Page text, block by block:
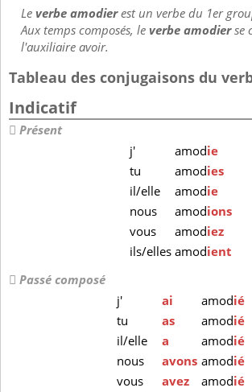
Leverbe amodierest un verbe du 1er
Aux temps composés, leverbe amodierse
l'auxiliaire avoir.
Tableau des conjugaisons du
Indicatif
Présent
j'
amodie
tu
amodies
il/elle
amodie
nous
amodions
vous
amodiez
ils/elles amodient
Passé composé
j'
ai amodié
tu
as amodié
il/elle
a amodié
nous
avons amodié
vous
avez amodié